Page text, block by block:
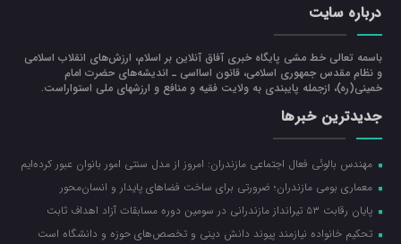
درباره سایت
باسمه تعالی خط مشی پایگاه خبری آفاق آنلاین بر اسلام، ارزش‌هاي انقلاب اسلامي
و نظام مقدس جمهوري اسلامي، قانون اسااسی ـ انديشه‌هاي حضرت امام
خميني(ره)، ازجمله پایبندی به ولايت فقيه و منافع و ارزشهاي ملي استواراست.
جدیدترین خبرها
مهندس بالوئی فعال اجتماعی مازندران: امروز از مدل سنتی امور بانوان عبور کرده‌ایم
معماری بومی مازندران؛ ضرورتی برای ساخت فضاهای پایدار و انسان‌محور
پایان رقابت ۵۳ تیرانداز مازندرانی در سومین دوره مسابقات آزاد اهداف ثابت
تحکیم خانواده نیازمند پیوند دانش دینی و تخصص‌های حوزه و دانشگاه است